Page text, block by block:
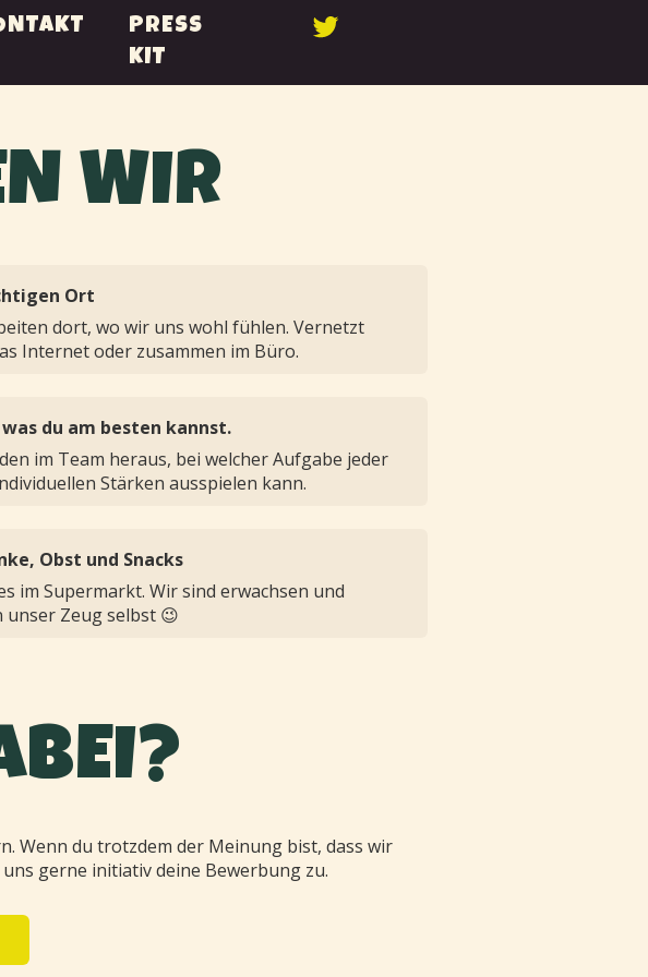
PRESS
KIT
WIR
Ort
dort, wo wir uns wohl fühlen. Vernetzt
Internet oder zusammen im Büro.
du am besten kannst.
im Team heraus, bei welcher Aufgabe jeder
Stärken ausspielen kann.
Obst und Snacks
im Supermarkt. Wir sind erwachsen und
unser Zeug selbst 😉
Wenn du trotzdem der Meinung bist, dass wir
gerne initiativ deine Bewerbung zu.